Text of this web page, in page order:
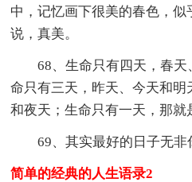
中，记忆画下很美的春色，
说，真美。
68、生命只有四天，春天
命只有三天，昨天、今天和
和夜天；生命只有一天，那就
69、其实最好的日子无非
简单的经典的人生语录2